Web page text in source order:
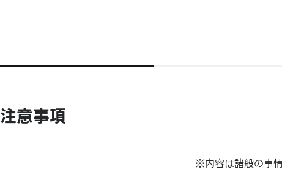
注意事項
※内容は諸般の事